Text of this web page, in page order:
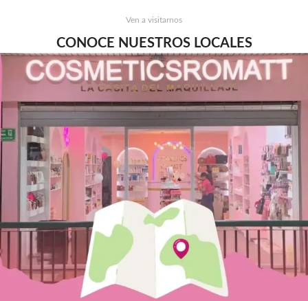
Ven a visitarnos
CONOCE NUESTROS LOCALES